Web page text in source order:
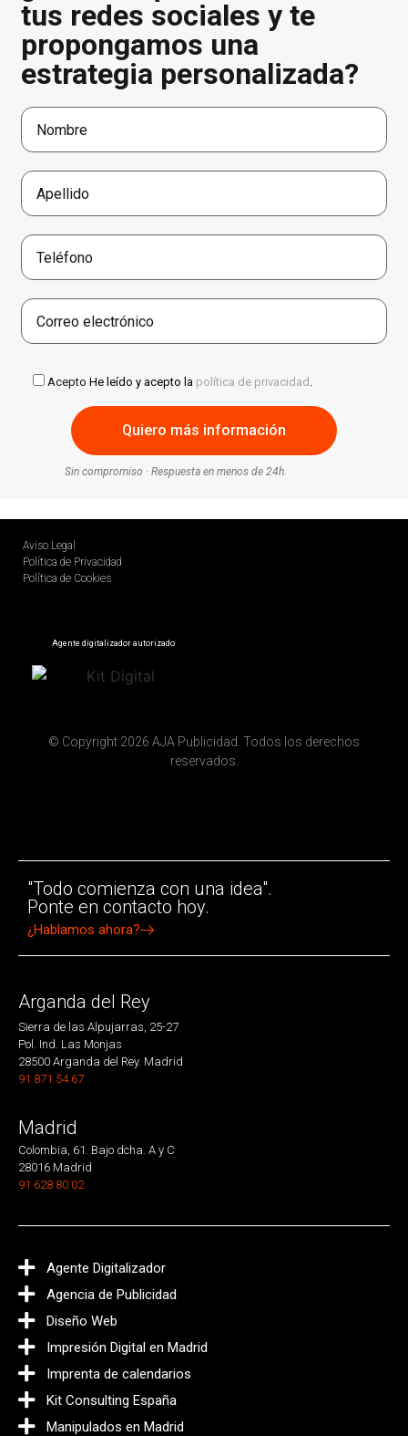
tus redes sociales y te
propongamos una
estrategia personalizada?
Acepto He leído y acepto la política de privacidad .
Sin compromiso · Respuesta en menos de 24h.
Aviso Legal
Política de Privacidad
Política de Cookies
Agente digitalizador autorizado
© Copyright 2026 AJA Publicidad. Todos los derechos
reservados.
"Todo comienza con una idea".
Ponte en contacto hoy.
¿Hablamos ahora?
Arganda del Rey
Sierra de las Alpujarras, 25-27
Pol. Ind. Las Monjas
28500 Arganda del Rey. Madrid
91 871 54 67
Madrid
Colombia, 61. Bajo dcha. A y C
28016 Madrid
91 628 80 02
Agente Digitalizador
Agencia de Publicidad
Diseño Web
Impresión Digital en Madrid
Imprenta de calendarios
Kit Consulting España
Manipulados en Madrid